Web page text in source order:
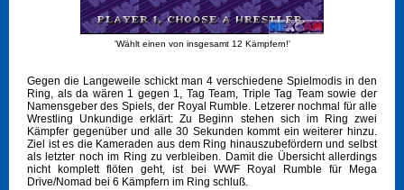
'Wählt einen von insgesamt 12 Kämpfern!'
Gegen die Langeweile schickt man 4 verschiedene Spielmodis in den
Ring, als da wären 1 gegen 1, Tag Team, Triple Tag Team sowie der
Namensgeber des Spiels, der Royal Rumble. Letzerer nochmal für alle
Wrestling Unkundige erklärt: Zu Beginn stehen sich im Ring zwei
Kämpfer gegenüber und alle 30 Sekunden kommt ein weiterer hinzu.
Ziel ist es die Kameraden aus dem Ring hinauszubefördern und selbst
als letzter noch im Ring zu verbleiben. Damit die Übersicht allerdings
nicht komplett flöten geht, ist bei WWF Royal Rumble für Mega
Drive/Nomad bei 6 Kämpfern im Ring schluß.